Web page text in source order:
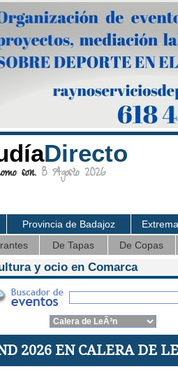
Directo
son. 8 Agosto 2026
Provincia de Badajoz
De Tapas De Copas
y ocio en Comarca
2026 EN CALERA DE